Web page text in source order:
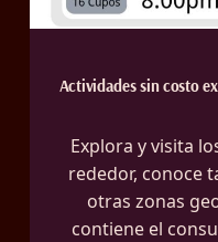
Actividades sin costo
Explora y visita
rededor, conoce
otras zonas
contiene el